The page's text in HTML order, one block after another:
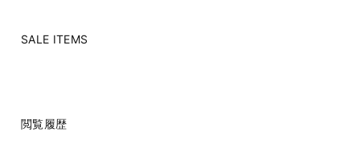
SALE ITEMS
閲覧履歴